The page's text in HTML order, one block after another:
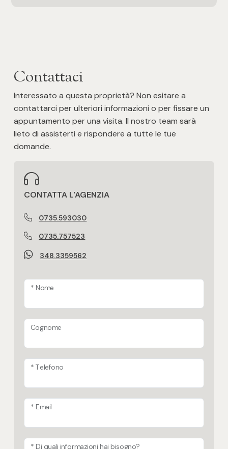
Contattaci
Interessato a questa proprietà? Non esitare a
contattarci per ulteriori informazioni o per fissare un
appuntamento per una visita. Il nostro team sarà
lieto di assisterti e rispondere a tutte le tue
domande.
CONTATTA L'AGENZIA
0735.593030
0735.757523
348.3359562
* Nome
Cognome
* Telefono
* Email
* Di quali informazioni hai bisogno?
Ascensore
Arredato
Nuova costruzione